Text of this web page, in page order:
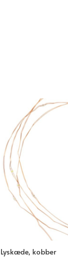
Lyskæde, kobber